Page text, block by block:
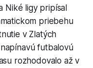
Niké ligy pripísal
priebehu
v Zlatých
futbalovú
rozhodovalo až v